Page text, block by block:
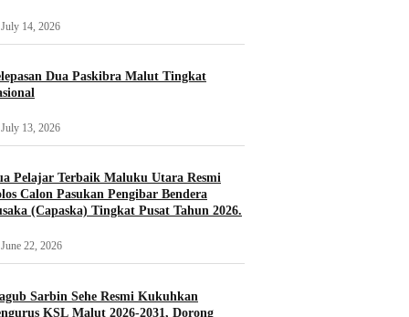
July 14, 2026
Dua Paskibra Malut Tingkat
July 13, 2026
Pelajar Terbaik Maluku Utara Resmi
Calon Pasukan Pengibar Bendera
(Capaska) Tingkat Pusat Tahun 2026.
June 22, 2026
Sarbin Sehe Resmi Kukuhkan
KSL Malut 2026-2031, Dorong